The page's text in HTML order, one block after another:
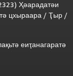
Ҳәарадатәи
цхыраара / Ҭыр /
еиҭанагаратә